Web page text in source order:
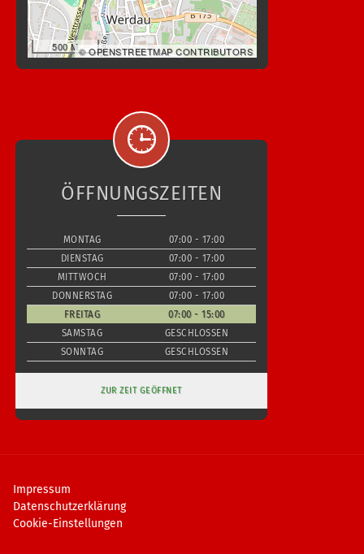
500 M© OPENSTREETMAP CONTRIBUTORS
ÖFFNUNGSZEITEN
MONTAG
07:00 - 17:00
DIENSTAG
07:00 - 17:00
MITTWOCH
07:00 - 17:00
DONNERSTAG
07:00 - 17:00
FREITAG
07:00 - 15:00
SAMSTAG
GESCHLOSSEN
SONNTAG
GESCHLOSSEN
ZUR ZEIT GEÖFFNET
Impressum
Datenschutzerklärung
Cookie-Einstellungen